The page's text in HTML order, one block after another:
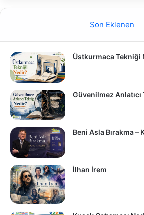
Son Eklenen
Üstkurmaca Tekniği
Güvenilmez Anlatıcı
Beni Asla Bırakma –
İlhan İrem